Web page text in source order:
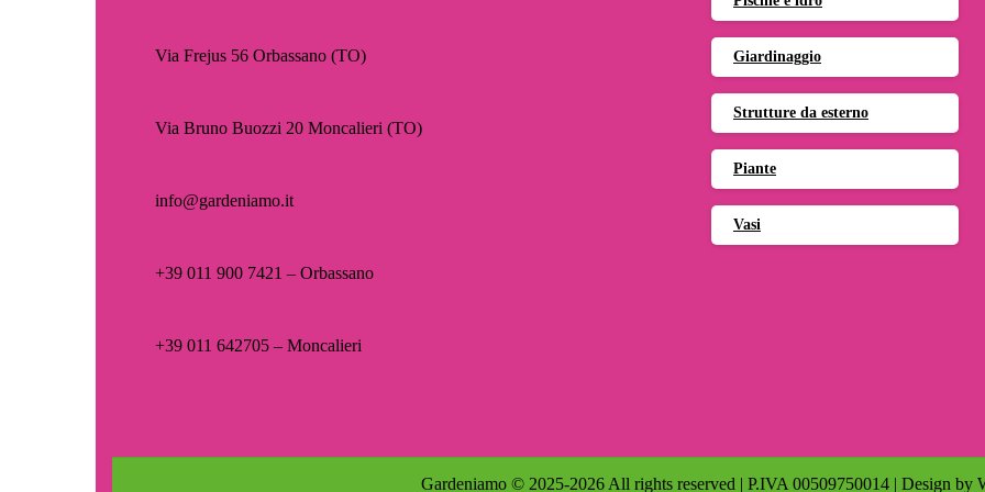
Via Frejus 56 Orbassano (TO)
Via Bruno Buozzi 20 Moncalieri (TO)
info@gardeniamo.it
+39 011 900 7421 – Orbassano
+39 011 642705 – Moncalieri
Giardinaggio
Strutture da esterno
Piante
Vasi
Gardeniamo © 2025-2026 All rights reserved | P.IVA 00509750014 | Design by